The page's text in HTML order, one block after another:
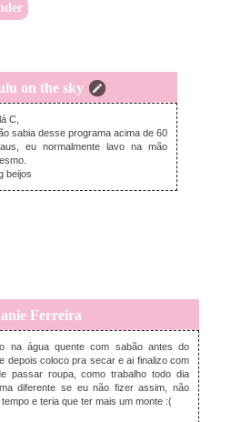
on the sky
quarta-feira, junho 24, 2020
C,
sabia desse programa acima de 60
eu normalmente lavo na mão
beijos
Ferreira
quarta-feira, junho 24, 2020
na água quente com sabão antes do
depois coloco pra secar e ai finalizo com
passar roupa, como trabalho todo dia
diferente se eu não fizer assim, não
e teria que ter mais um monte :(